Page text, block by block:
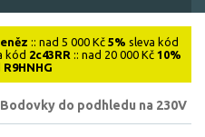
:: nad 5 000 Kč 5% sleva kód
kód 2c43RR :: nad 20 000 Kč 10%
R9HNHG
Bodovky do podhledu na 230V